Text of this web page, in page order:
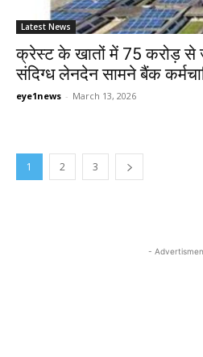
Latest News
क्रेस्ट के खातों में 75 करोड़ से
संदिग्ध लेनदेन सामने बैंक
eye1news - March 13, 2026
1 2 3
-